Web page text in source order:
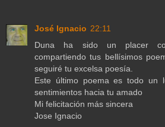
José Ignacio 22:11
Duna ha sido un placer
compartiendo tus bellísimos
seguiré tu excelsa poesía.
Este último poema es todo un
sentimientos hacia tu amado
Mi felicitación más sincera
Jose Ignacio